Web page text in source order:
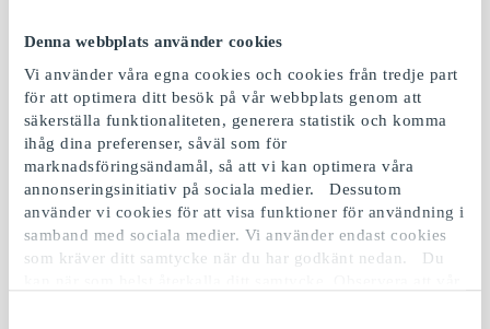
Denna webbplats använder cookies
Vi använder våra egna cookies och cookies från tredje part
för att optimera ditt besök på vår webbplats genom att
säkerställa funktionaliteten, generera statistik och komma
ihåg dina preferenser, såväl som för
marknadsföringsändamål, så att vi kan optimera våra
annonseringsinitiativ på sociala medier. Dessutom
använder vi cookies för att visa funktioner för användning i
samband med sociala medier. Vi använder endast cookies
som kräver ditt samtycke när du har godkänt nedan. Du
Wolt SE Presentkort
Beställ fantastisk mat och
mer med omedelbar
leverans
Från 150 kr
Åhléns SE Presentkort
Ett presentkort med allt
inom mode, hem, skönhet
och media
Från 50 kr